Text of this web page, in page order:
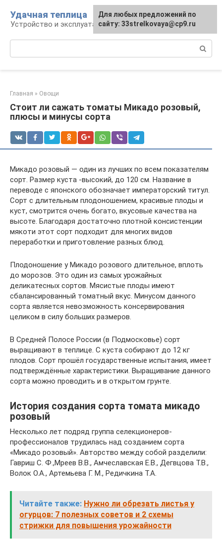
контенту
Удачная теплица
Устройство и эксплуатация теплиц
Главная » Овощи
Стоит ли сажать томаты Микадо розовый,
плюсы и минусы сорта
Микадо розовый — один из лучших по всем показателям
сорт. Размер куста -высокий, до 120 см. Название в
переводе с японского обозначает императорский титул.
Сорт с длительным плодоношением, красивые плоды и
куст, смотрится очень богато, вкусовые качества на
высоте. Благодаря достаточно плотной консистенции
мякоти этот сорт подходит для многих видов
переработки и приготовление разных блюд.
Плодоношение у Микадо розового длительное, вплоть
до морозов. Это один из самых урожайных
деликатесных сортов. Мясистые плоды имеют
сбалансированный томатный вкус. Минусом данного
сорта является невозможность консервирования
целиком в силу больших размеров.
В Средней Полосе России (в Подмосковье) сорт
выращивают в теплице. С куста собирают до 12 кг
плодов. Сорт прошёл государственные испытания, имеет
подтверждённые характеристики. Выращивание данного
сорта можно проводить и в открытом грунте.
История создания сорта томата микадо
розовый
Несколько лет подряд группа селекционеров-
профессионалов трудилась над созданием сорта
«Микадо розовый». Авторство между собой разделили:
Гавриш С. Ф.,Мреев В.В., Амчеславская Е.В., Дегвцова Т.В.,
Волок О.А., Артемьева Г. М., Редичкина Т.А.
Читайте также: Нужно ли обрезать листья у
огурцов: 7 полезных советов и 2 схемы
стрижки для повышения урожайности
Для любых предложений по
сайту: 33strelkovaya@cp9.ru